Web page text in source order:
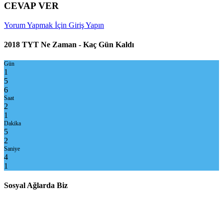
CEVAP VER
Yorum Yapmak İçin Giriş Yapın
2018 TYT Ne Zaman - Kaç Gün Kaldı
Gün
1
5
6
Saat
2
1
Dakika
5
2
Saniye
4
1
Sosyal Ağlarda Biz